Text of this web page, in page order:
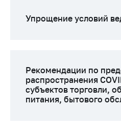
Упрощение условий
Рекомендации по
распространения
субъектов торговли,
питания, бытового